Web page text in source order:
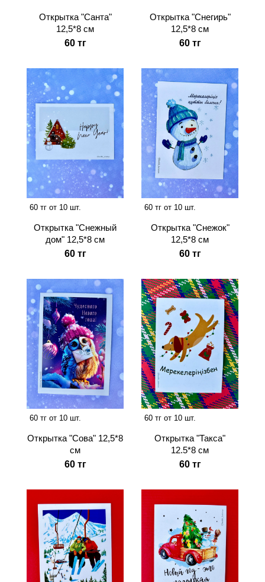
Открытка "Санта"
12,5*8 см
60 тг
Открытка "Снегирь"
12,5*8 см
60 тг
60 тг от 10 шт.
Открытка "Снежный
дом" 12,5*8 см
60 тг
60 тг от 10 шт.
Открытка "Снежок"
12,5*8 см
60 тг
60 тг от 10 шт.
Открытка "Сова" 12,5*8
см
60 тг
60 тг от 10 шт.
Открытка "Такса"
12.5*8 см
60 тг